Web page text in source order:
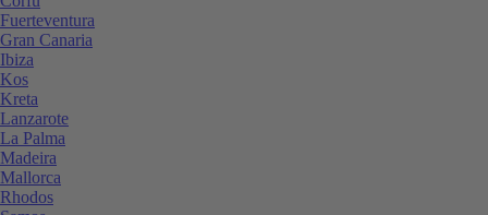
Fuerteventura
Gran Canaria
Ibiza
Kos
Kreta
Lanzarote
La Palma
Madeira
Mallorca
Rhodos